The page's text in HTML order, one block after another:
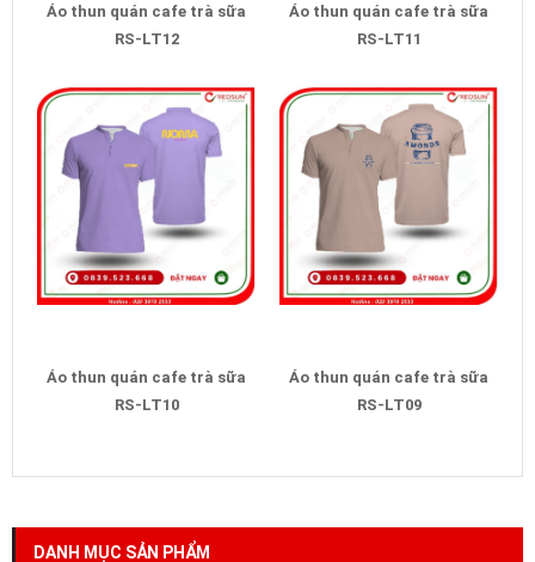
Áo thun quán cafe trà sữa
RS-LT12
Áo thun quán cafe trà sữa
RS-LT11
Áo thun quán cafe trà sữa
RS-LT10
Áo thun quán cafe trà sữa
RS-LT09
DANH MỤC SẢN PHẨM